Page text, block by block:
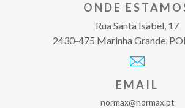
ONDE
Rua Santa Isabel, 17
2430-475 Marinha Grande,
EMAIL
normax@normax.pt